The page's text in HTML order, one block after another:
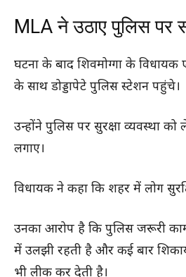
MLA ने उठाए पुलिस पर
घटना के बाद शिवमोग्गा के विधायक
के साथ डोड्डापेटे पुलिस स्टेशन पहुंचे।
उन्होंने पुलिस पर सुरक्षा व्यवस्था
लगाए।
विधायक ने कहा कि शहर में लोग
उनका आरोप है कि पुलिस जरूरी
में उलझी रहती है और कई बार
भी लीक कर देती है।